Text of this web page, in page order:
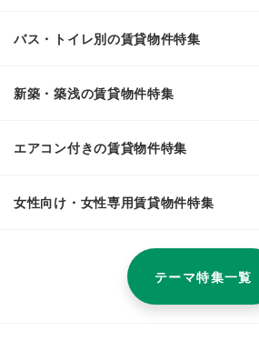
バス・トイレ別の賃貸物件特集
新築・築浅の賃貸物件特集
エアコン付きの賃貸物件特集
女性向け・女性専用賃貸物件特集
テーマ特集一覧